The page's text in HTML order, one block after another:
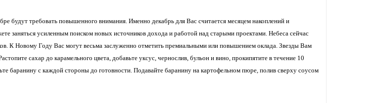
будут требовать повышенного внимания. Именно декабрь для Вас считается месяцем накоплений и
заняться усиленным поиском новых источников дохода и работой над старыми проектами. Небеса сейчас
К Новому Году Вас могут весьма заслуженно отметить премиальными или повышением оклада. Звезды Вам
сахар до карамельного цвета, добавьте уксус, чернослив, бульон и вино, прокипятите в течение 10
баранину с каждой стороны до готовности. Подавайте баранину на картофельном пюре, полив сверху соусом